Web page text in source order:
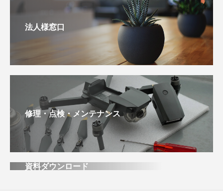
法人様窓口
修理・点検・メンテナンス
資料ダウンロード